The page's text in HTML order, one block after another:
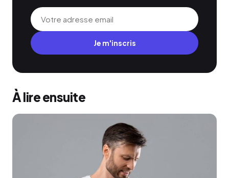
Je m'inscris
À lire ensuite